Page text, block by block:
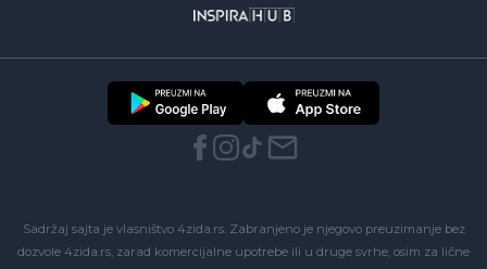
Sadržaj sajta je vlasništvo 4zida.rs. Zabranjeno je njegovo preuzimanje bez
dozvole 4zida.rs, zarad komercijalne upotrebe ili u druge svrhe, osim za lične